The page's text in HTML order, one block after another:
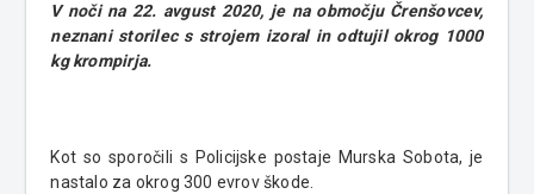
V noči na 22. avgust 2020, je na območju Črenšovcev,
neznani storilec s strojem izoral in odtujil okrog 1000
kg krompirja.
Kot so sporočili s Policijske postaje Murska Sobota, je
nastalo za okrog 300 evrov škode.